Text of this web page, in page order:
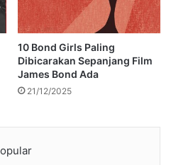
10 Bond Girls Paling
Dibicarakan Sepanjang Film
James Bond Ada
21/12/2025